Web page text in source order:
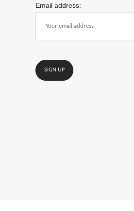
Email address: